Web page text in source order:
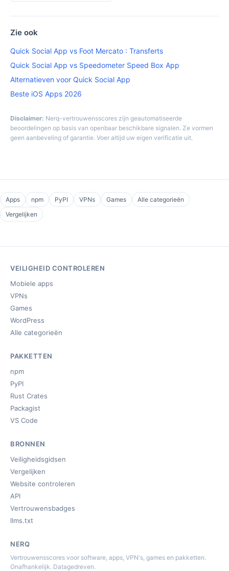
Zie ook
Quick Social App vs Foot Mercato : Transferts
Quick Social App vs Speedometer Speed Box App
Alternatieven voor Quick Social App
Beste iOS Apps 2026
Disclaimer: Nerq-vertrouwensscores zijn geautomatiseerde
beoordelingen op basis van openbaar beschikbare signalen. Ze vormen
geen aanbeveling of garantie. Voer altijd uw eigen verificatie uit.
Apps npm PyPI VPNs Games
Alle categorieën
Vergelijken
VEILIGHEID CONTROLEREN
Mobiele apps
VPNs
Games
WordPress
Alle categorieën
PAKKETTEN
npm
PyPI
Rust Crates
Packagist
VS Code
BRONNEN
Veiligheidsgidsen
Vergelijken
Website controleren
API
Vertrouwensbadges
llms.txt
NERQ
Vertrouwensscores voor software, apps, VPN's, games en pakketten.
Onafhankelijk. Datagedreven.